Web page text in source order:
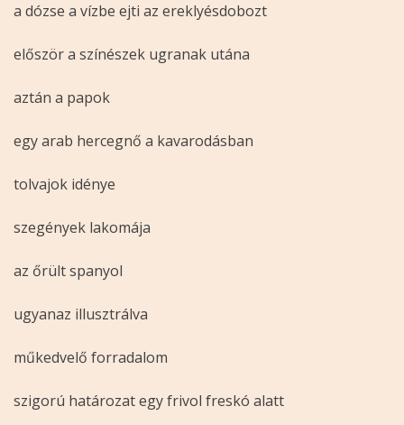
a dózse a vízbe ejti az ereklyésdobozt
először a színészek ugranak utána
aztán a papok
egy arab hercegnő a kavarodásban
tolvajok idénye
szegények lakomája
az őrült spanyol
ugyanaz illusztrálva
műkedvelő forradalom
szigorú határozat egy frivol freskó alatt